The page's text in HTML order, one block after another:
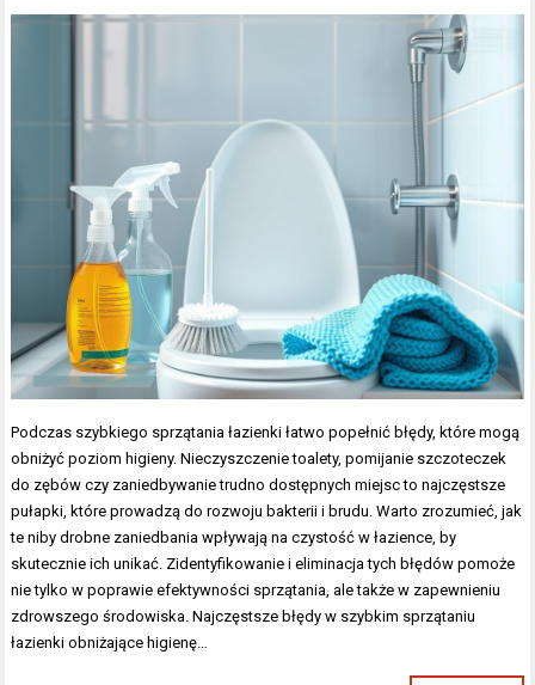
Podczas szybkiego sprzątania łazienki łatwo popełnić błędy, które mogą
obniżyć poziom higieny. Nieczyszczenie toalety, pomijanie szczoteczek
do zębów czy zaniedbywanie trudno dostępnych miejsc to najczęstsze
pułapki, które prowadzą do rozwoju bakterii i brudu. Warto zrozumieć, jak
te niby drobne zaniedbania wpływają na czystość w łazience, by
skutecznie ich unikać. Zidentyfikowanie i eliminacja tych błędów pomoże
nie tylko w poprawie efektywności sprzątania, ale także w zapewnieniu
zdrowszego środowiska. Najczęstsze błędy w szybkim sprzątaniu
łazienki obniżające higienę…